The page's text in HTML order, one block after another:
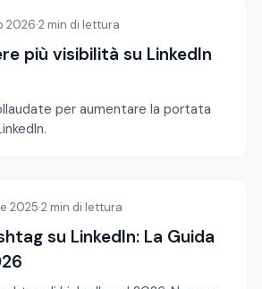
2026·2 min di lettura
più visibilità su LinkedIn
per aumentare la portata
2025·2 min di lettura
su LinkedIn: La Guida